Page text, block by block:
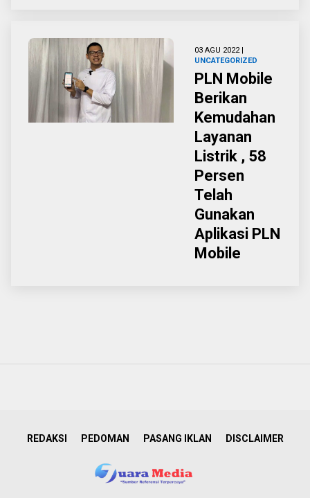
03 AGU 2022 |
UNCATEGORIZED
PLN Mobile
Berikan
Kemudahan
Layanan
Listrik , 58
Persen
Telah
Gunakan
Aplikasi PLN
Mobile
REDAKSI PEDOMAN PASANG IKLAN DISCLAIMER